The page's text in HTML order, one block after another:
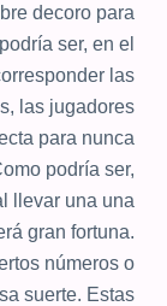
decoro para
ser, en el
las
las jugadores
para nunca
podrí­a ser,
llevar una una
gran fortuna.
números o
suerte. Estas